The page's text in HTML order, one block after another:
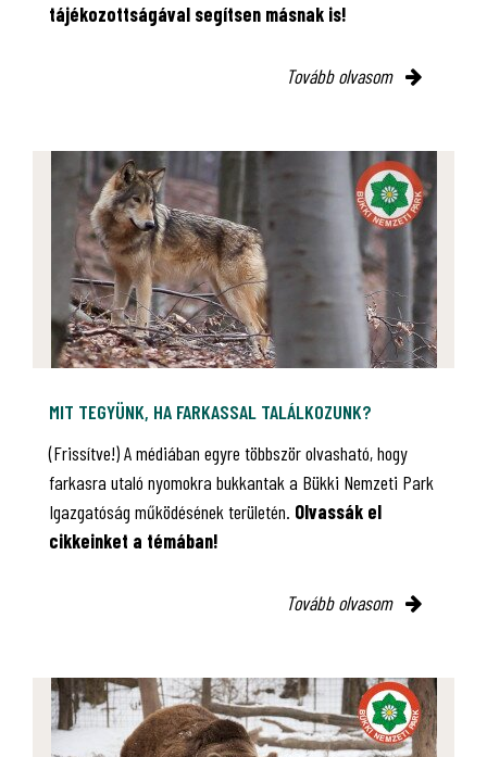
tájékozottságával segítsen másnak is!
Tovább olvasom
MIT TEGYÜNK, HA FARKASSAL TALÁLKOZUNK?
(Frissítve!) A médiában egyre többször olvasható, hogy
farkasra utaló nyomokra bukkantak a Bükki Nemzeti Park
Igazgatóság működésének területén. Olvassák el
cikkeinket a témában!
Tovább olvasom